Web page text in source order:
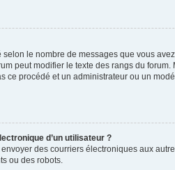
le nombre de messages que vous
peut modifier le texte des rangs du
procédé et un administrateur ou un
d’un utilisateur ?
des courriers électroniques aux
ou des robots.